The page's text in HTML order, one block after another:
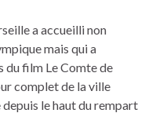
a accueilli non
mais qui a
du film Le Comte de
complet de la ville
le haut du rempart